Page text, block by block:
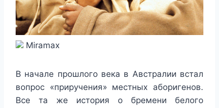
Miramax
В начале прошлого века в Австралии встал
вопрос «приручения» местных аборигенов.
Все та же история о бремени белого